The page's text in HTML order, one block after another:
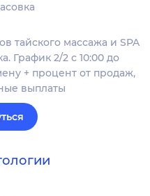
тайского массажа и SPA
График 2/2 с 10:00 до
+ процент от продаж,
выплаты